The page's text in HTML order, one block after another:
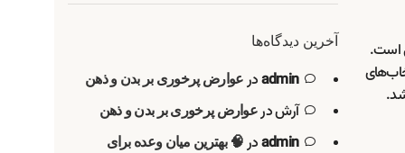
است.
آخرین دیدگاه‌ها
adminدر عوارض پرخوری بر بدن و ذهن
آرشدرعوارض پرخوری بر بدن و ذهن
adminدر 🧠 بهترین میان وعده برای